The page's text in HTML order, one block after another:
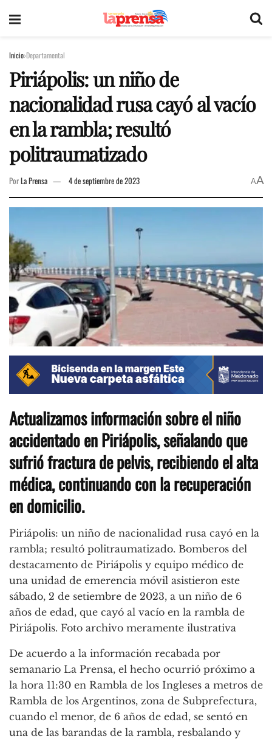
Inicio Departamental
Piriápolis: un niño de
nacionalidad rusa cayó al vacío
en la rambla; resultó
politraumatizado
PorLa Prensa 4 de septiembre de 2023 AA
Actualizamos información sobre el niño
accidentado en Piriápolis, señalando que
sufrió fractura de pelvis, recibiendo el alta
médica, continuando con la recuperación
en domicilio.
Piriápolis: un niño de nacionalidad rusa cayó en la
rambla; resultó politraumatizado. Bomberos del
destacamento de Piriápolis y equipo médico de
una unidad de emerencia móvil asistieron este
sábado, 2 de setiembre de 2023, a un niño de 6
años de edad, que cayó al vacío en la rambla de
Piriápolis. Foto archivo meramente ilustrativa
De acuerdo a la información recabada por
semanario La Prensa, el hecho ocurrió próximo a
la hora 11:30 en Rambla de los Ingleses a metros de
Rambla de los Argentinos, zona de Subprefectura,
cuando el menor, de 6 años de edad, se sentó en
una de las barandas de la rambla, resbalando y